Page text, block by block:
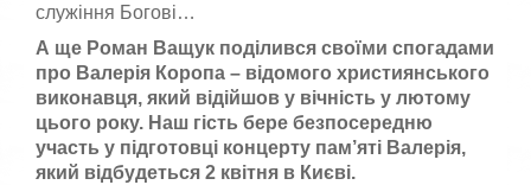
служіння Богові…
А ще Роман Ващук поділився своїми спогадами
про Валерія Коропа – відомого християнського
виконавця, який відійшов у вічність у лютому
цього року. Наш гість бере безпосередню
участь у підготовці концерту пам’яті Валерія,
який відбудеться 2 квітня в Києві.